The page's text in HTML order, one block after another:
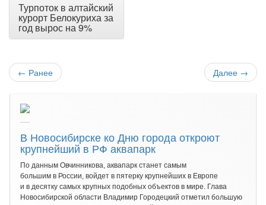
Турпоток в алтайский
курорт Белокуриха за
год вырос на 9%
← Ранее Далее →
В Новосибирске ко Дню города откроют
крупнейший в РФ аквапарк
По данным Овчинникова, аквапарк станет самым
большим в России, войдет в пятерку крупнейших в Европе
и в десятку самых крупных подобных объектов в мире. Глава
Новосибирской области Владимир Городецкий отметил большую